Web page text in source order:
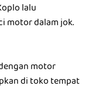
lalu
motor dalam jok.
motor
di toko tempat